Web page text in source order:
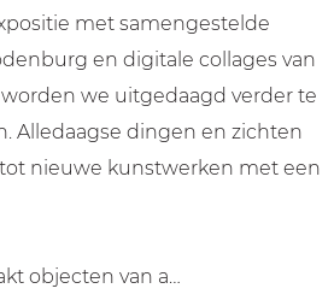
met samengestelde
en digitale collages van
we uitgedaagd verder te
Alledaagse dingen en zichten
nieuwe kunstwerken met een
objecten van a…